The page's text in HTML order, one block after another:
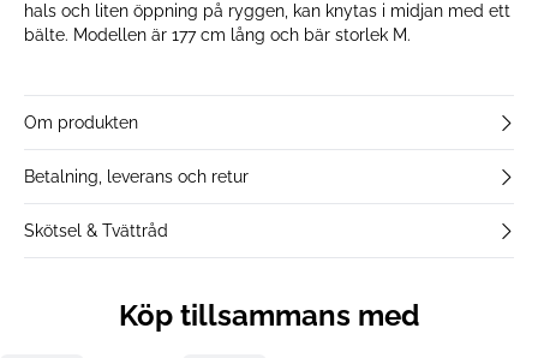
hals och liten öppning på ryggen, kan knytas i midjan med ett
bälte. Modellen är 177 cm lång och bär storlek M.
Om produkten
Betalning, leverans och retur
Skötsel & Tvättråd
Köp tillsammans med